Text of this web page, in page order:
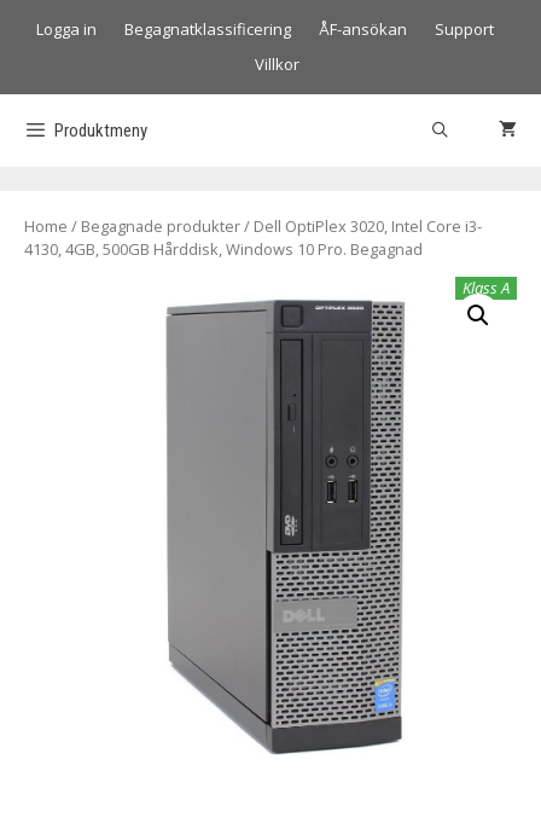
Logga in Begagnatklassificering ÅF-ansökan
Support
Villkor
Produktmeny
Home / Begagnade produkter/ Dell OptiPlex 3020, Intel Core i3-
4130, 4GB, 500GB Hårddisk, Windows 10 Pro. Begagnad
Klass A